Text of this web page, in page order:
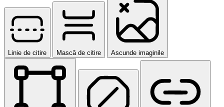
Linie de citire Mască de citire Ascunde imaginile